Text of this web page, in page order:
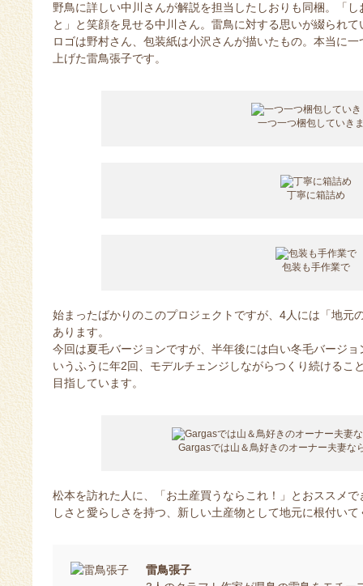
野鳥に詳しい中川さんが解説を担当したしおりも同梱。「
と」と笑顔を見せる中川さん。雷鳥に対する思いが綴られて
ロゴは野村さん、包装紙は小沢さんが描いたもの。本当に
上げた雷鳥張子です。
一つ一つ梱包していき
丁寧に箱詰め
包装も手作業で
始まったばかりのこのプロジェクトですが、4人には「地元
あります。
今回は夏毛バージョンですが、半年後には白い冬毛バージ
いうふうに年2回、モデルチェンジしながらつくり続けるこ
目指しています。
Gargasでは山＆鳥好きのオーナー夫妻な
松本を訪れた人に、「お土産買うならこれ！」とおススメ
しさと愛らしさを持つ、新しい土産物として地元に根付い
雷鳥張子